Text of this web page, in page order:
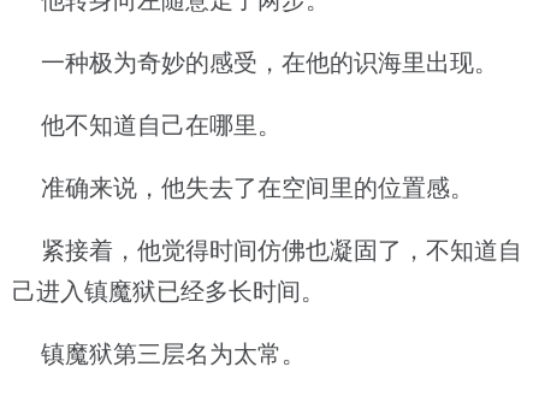
一种极为奇妙的感受，在他的识海里出现。
他不知道自己在哪里。
准确来说，他失去了在空间里的位置感。
紧接着，他觉得时间仿佛也凝固了，不知道自
己进入镇魔狱已经多长时间。
镇魔狱第三层名为太常。